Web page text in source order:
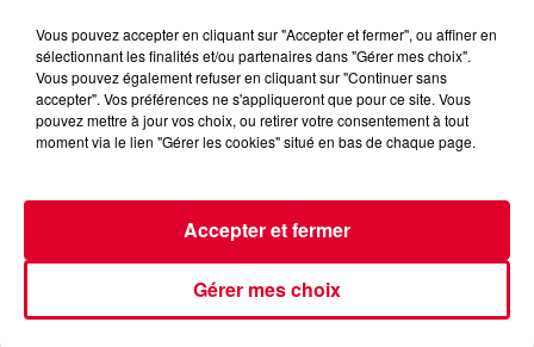
Vous pouvez accepter en cliquant sur "Accepter et fermer", ou affiner en
sélectionnant les finalités et/ou partenaires dans "Gérer mes choix".
Vous pouvez également refuser en cliquant sur "Continuer sans
accepter". Vos préférences ne s'appliqueront que pour ce site. Vous
pouvez mettre à jour vos choix, ou retirer votre consentement à tout
moment via le lien "Gérer les cookies" situé en bas de chaque page.
Gérer mes choix
Accepter et fermer